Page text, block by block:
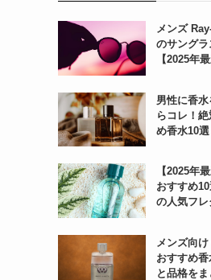
メンズ
のサング
【2025年
男性に香
らコレ！
め香水10選
【2025年
おすすめ
の人気フ
メンズ向け
おすすめ
と品格を